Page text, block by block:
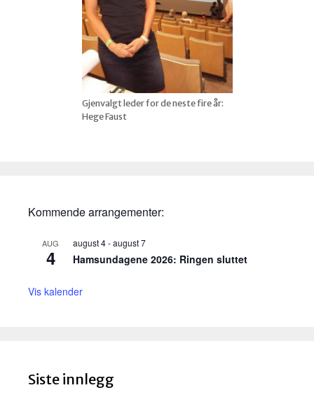
Gjenvalgt leder for de neste fire år:
Hege Faust
Kommende arrangementer:
AUG
4
august 4-august 7
Hamsundagene 2026: Ringen sluttet
Vis kalender
Siste innlegg